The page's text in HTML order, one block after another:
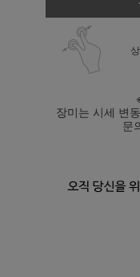
장미는 시세 변
문